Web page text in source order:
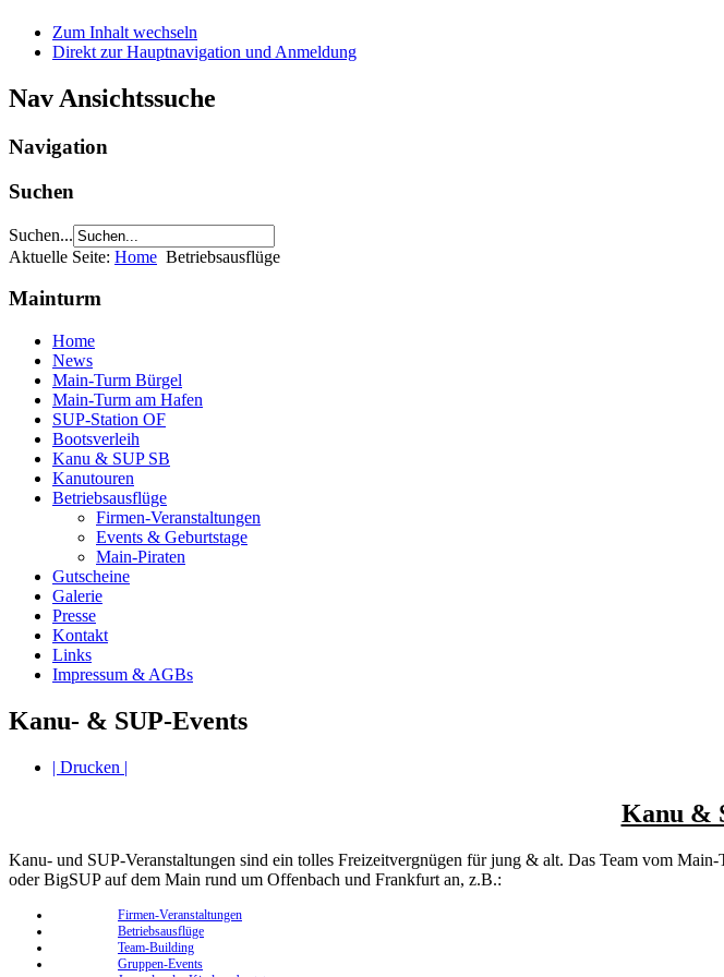
Zum Inhalt wechseln
Direkt zur Hauptnavigation und Anmeldung
Nav Ansichtssuche
Navigation
Suchen
Suchen...
Aktuelle Seite: Home Betriebsausflüge
Mainturm
Home
News
Main-Turm Bürgel
Main-Turm am Hafen
SUP-Station OF
Bootsverleih
Kanu & SUP SB
Kanutouren
Betriebsausflüge
Firmen-Veranstaltungen
Events & Geburtstage
Main-Piraten
Gutscheine
Galerie
Presse
Kontakt
Links
Impressum & AGBs
Kanu- & SUP-Events
| Drucken |
Kanu &
Kanu- und SUP-Veranstaltungen sind ein tolles Freizeitvergnügen für jung & alt. Das Team vom
oder BigSUP auf dem Main rund um Offenbach und Frankfurt an, z.B.:
Firmen-Veranstaltungen
Betriebsausflüge
Team-Building
Gruppen-Events